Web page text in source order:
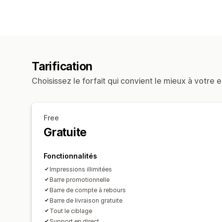
Tarification
Choisissez le forfait qui convient le mieux à votre
Free
Gratuite
Fonctionnalités
Impressions illimitées
Barre promotionnelle
Barre de compte à rebours
Barre de livraison gratuite
Tout le ciblage